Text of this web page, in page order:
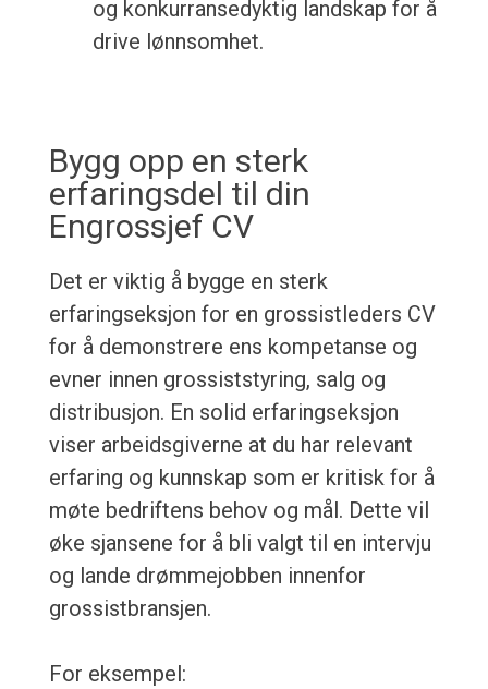
og konkurransedyktig landskap for å
drive lønnsomhet.
Bygg opp en sterk
erfaringsdel til din
Engrossjef CV
Det er viktig å bygge en sterk
erfaringseksjon for en grossistleders CV
for å demonstrere ens kompetanse og
evner innen grossiststyring, salg og
distribusjon. En solid erfaringseksjon
viser arbeidsgiverne at du har relevant
erfaring og kunnskap som er kritisk for å
møte bedriftens behov og mål. Dette vil
øke sjansene for å bli valgt til en intervju
og lande drømmejobben innenfor
grossistbransjen.
For eksempel: